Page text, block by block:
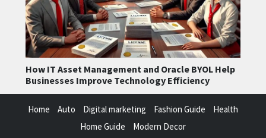
How IT Asset Management and Oracle BYOL Help
Businesses Improve Technology Efficiency
Home Auto Digital marketing Fashion Guide
Health
Home Guide
Modern Decor